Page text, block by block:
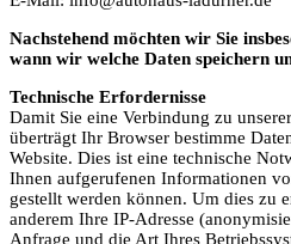
Nachstehend möchten wir Sie
wann wir welche Daten speichern
Technische Erfordernisse
Damit Sie eine Verbindung zu
überträgt Ihr Browser bestimme
Website. Dies ist eine technische
Ihnen aufgerufenen Informationen
gestellt werden können. Um dies zu
anderem Ihre IP-Adresse
Anfrage und die Art Ihres